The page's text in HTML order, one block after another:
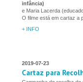
infância)
e Maria Lacerda
O filme está em cartaz a
+ INFO
2019-07-23
Cartaz para